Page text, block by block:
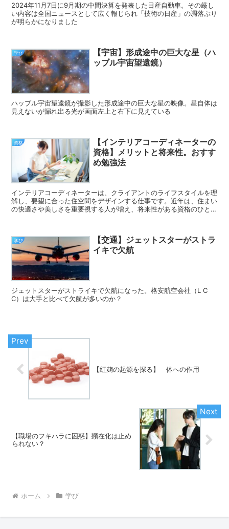
2024年11月7日に9月期の中間決算を発表した日産自動車。その厳し
い内容は全国ニュースとして広く報じられ「技術の日産」の凋落ぶり
が明らかになりました
学び
【宇宙】形成途中の巨大な星（ハ
ッブル宇宙望遠鏡）
ハッブル宇宙望遠鏡が撮影した形成途中の巨大な星の映像。星自体は
見えないが漏れ出る光が画面左上と右下に見えている
資格
【インテリアコーディネーターの
資格】メリットと将来性。おすす
め勉強法
インテリアコーディネーターは、クライアントのライフスタイルを理
解し、要望に合った住空間をデザインする仕事です。近年は、住まい
の快適さや美しさを重要視する人が増え、将来性がある資格のひとつ
学び
【交通】ジェットスターがストラ
イキで欠航
ジェットスターがストライキで欠航になった。格安航空会社（L C
C）は大手と比べて欠航が多いのか？
【紅麹の起源を探る】 体への作用
【職場のフキハラに困惑】顕在化は止め
られない？
ホーム 学び